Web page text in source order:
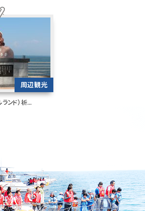
周辺観光
ンド）祈...